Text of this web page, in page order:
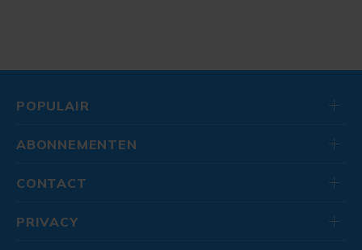
POPULAIR
ABONNEMENTEN
CONTACT
PRIVACY